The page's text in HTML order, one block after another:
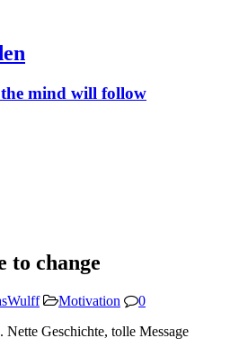
mind will follow
to change
Motivation
0
Geschichte, tolle Message